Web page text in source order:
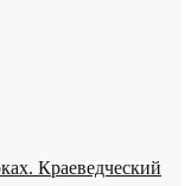
Краеведческий